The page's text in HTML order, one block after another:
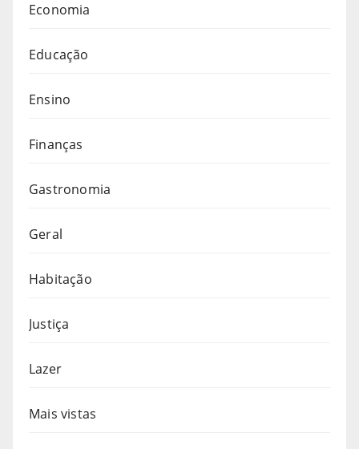
Economia
Educação
Ensino
Finanças
Gastronomia
Geral
Habitação
Justiça
Lazer
Mais vistas